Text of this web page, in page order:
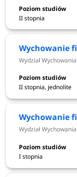
Akademia
studiów -
Fizjoterapia
Kosmetologia
Kultura
Trener
Turystyka i
Turystyka
Turystyka
Wychowanie
II stopnia
Wychowanie
Wydział
II stopnia, jednolite
Wydział
I stopnia